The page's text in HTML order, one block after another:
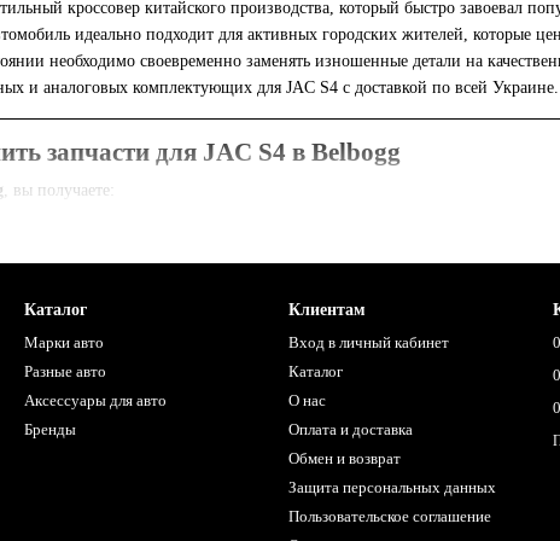
кроссовер китайского производства, который быстро завоевал
идеально подходит для активных городских жителей, которые
необходимо своевременно заменять изношенные детали на
и аналоговых комплектующих для JAC S4 с доставкой по всей Украине.
запчасти для JAC S4 в Belbogg
, вы получаете:
сертифицированные детали от проверенных производителей.
поставки без посредников.
— по VIN-коду, каталожным номерам или названию детали.
— по всей Украине, включая крупные города и регионы.
для JAC S4 в Belbogg
Каталог
Марки авто
Разные авто
Аксессуары для авто
Бренды
Клиентам
Вход в личный кабинет
Каталог
О нас
Оплата и доставка
Обмен и возврат
Защита персональных данных
Пользовательское соглашение